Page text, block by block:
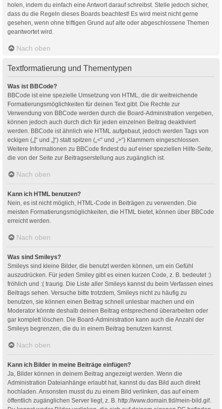
holen, indem du einfach eine Antwort darauf schreibst. Stelle jedoch sicher,
dass du die Regeln dieses Boards beachtest! Es wird meist nicht gerne
gesehen, wenn ohne triftigen Grund auf alte oder abgeschlossene Themen
geantwortet wird.
Nach oben
Textformatierung und Thementypen
Was ist BBCode?
BBCode ist eine spezielle Umsetzung von HTML, die dir weitreichende
Formatierungsmöglichkeiten für deinen Text gibt. Die Rechte zur
Verwendung von BBCode werden durch die Board-Administration vergeben,
können jedoch auch durch dich für jeden einzelnen Beitrag deaktiviert
werden. BBCode ist ähnlich wie HTML aufgebaut, jedoch werden Tags von
eckigen („[“ und „]“) statt spitzen („<“ und „>“) Klammern eingeschlossen.
Weitere Informationen zu BBCode findest du auf einer speziellen Hilfe-Seite,
die von der Seite zur Beitragserstellung aus zugänglich ist.
Nach oben
Kann ich HTML benutzen?
Nein, es ist nicht möglich, HTML-Code in Beiträgen zu verwenden. Die
meisten Formatierungsmöglichkeiten, die HTML bietet, können über BBCode
erreicht werden.
Nach oben
Was sind Smileys?
Smileys sind kleine Bilder, die benutzt werden können, um ein Gefühl
auszudrücken. Für jeden Smiley gibt es einen kurzen Code, z. B. bedeutet :)
fröhlich und :( traurig. Die Liste aller Smileys kannst du beim Verfassen eines
Beitrags sehen. Versuche bitte trotzdem, Smileys nicht zu häufig zu
benutzen, sie können einen Beitrag schnell unlesbar machen und ein
Moderator könnte deshalb deinen Beitrag entsprechend überarbeiten oder
gar komplett löschen. Die Board-Administration kann auch die Anzahl der
Smileys begrenzen, die du in einem Beitrag benutzen kannst.
Nach oben
Kann ich Bilder in meine Beiträge einfügen?
Ja, Bilder können in deinem Beitrag angezeigt werden. Wenn die
Administration Dateianhänge erlaubt hat, kannst du das Bild auch direkt
hochladen. Ansonsten musst du zu einem Bild verlinken, das auf einem
öffentlich zugänglichen Server liegt, z. B. http://www.domain.tld/mein-bild.gif.